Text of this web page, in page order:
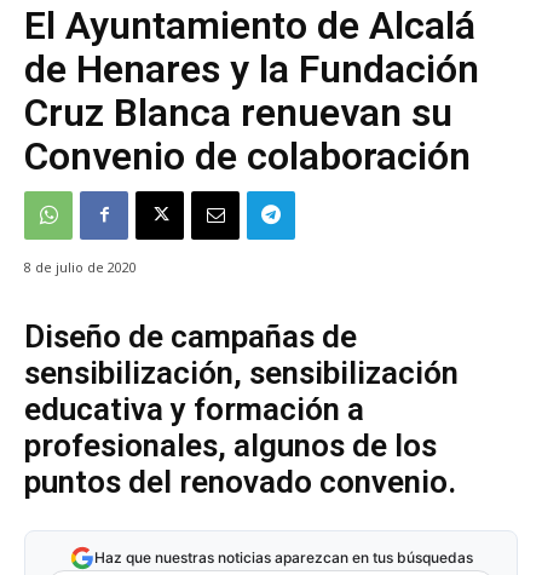
El Ayuntamiento de Alcalá
de Henares y la Fundación
Cruz Blanca renuevan su
Convenio de colaboración
8 de julio de 2020
Diseño de campañas de
sensibilización, sensibilización
educativa y formación a
profesionales, algunos de los
puntos del renovado convenio.
Haz que nuestras noticias aparezcan en tus búsquedas